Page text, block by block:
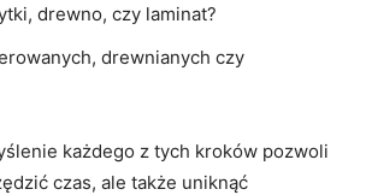
drewno, czy laminat?
drewnianych czy
każdego z tych​ kroków pozwoli
czas, ale‌ także uniknąć